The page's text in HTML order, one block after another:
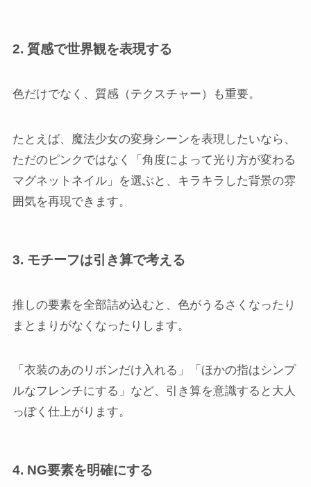
2. 質感で世界観を表現する
色だけでなく、質感（テクスチャー）も重要。
たとえば、魔法少女の変身シーンを表現したいなら、
ただのピンクではなく「角度によって光り方が変わる
マグネットネイル」を選ぶと、キラキラした背景の雰
囲気を再現できます。
3. モチーフは引き算で考える
推しの要素を全部詰め込むと、色がうるさくなったり
まとまりがなくなったりします。
「衣装のあのリボンだけ入れる」「ほかの指はシンプ
ルなフレンチにする」など、引き算を意識すると大人
っぽく仕上がります。
4. NG要素を明確にする